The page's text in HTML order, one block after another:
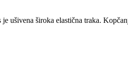
ušivena široka elastična traka.